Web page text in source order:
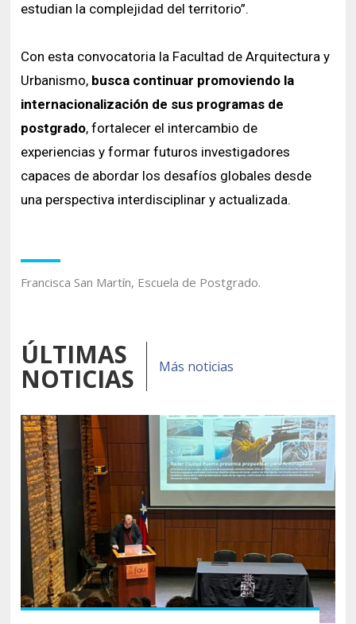
estudian la complejidad del territorio”.
Con esta convocatoria la Facultad de Arquitectura y
Urbanismo, busca continuar promoviendo la
internacionalización de sus programas de
postgrado, fortalecer el intercambio de
experiencias y formar futuros investigadores
capaces de abordar los desafíos globales desde
una perspectiva interdisciplinar y actualizada.
Francisca San Martín, Escuela de Postgrado.
ÚLTIMAS
NOTICIAS Más noticias